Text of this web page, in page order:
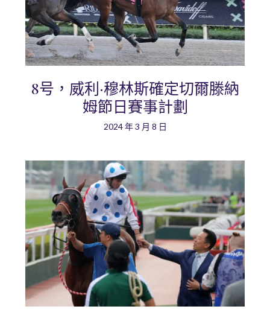
8号，威利·穆林斯確定切爾滕納
姆節日賽事計劃
2024 年 3 月 8 日